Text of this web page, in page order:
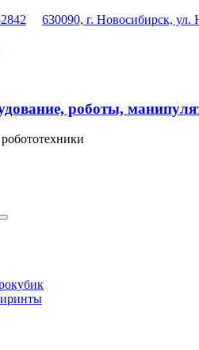
630090, г. Новосибирск, ул.
роботы,